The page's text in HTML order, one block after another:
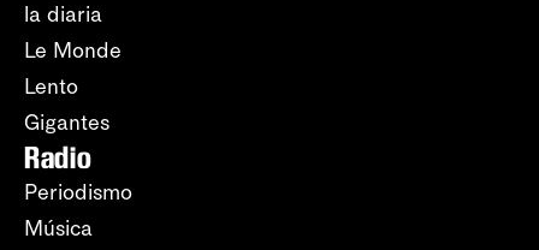
la diaria
Le Monde
Lento
Gigantes
Radio
Periodismo
Música